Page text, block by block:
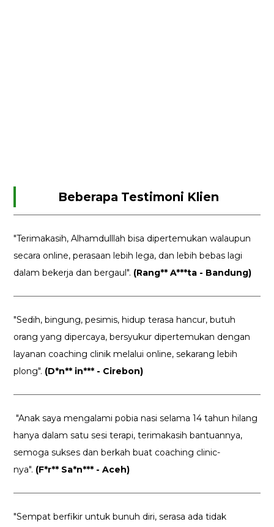
Beberapa Testimoni Klien
"Terimakasih, Alhamdulllah bisa dipertemukan walaupun
secara online, perasaan lebih lega, dan lebih bebas lagi
dalam bekerja dan bergaul". (Rang** A***ta - Bandung)
"Sedih, bingung, pesimis, hidup terasa hancur, butuh
orang yang dipercaya, bersyukur dipertemukan dengan
layanan coaching clinik melalui online, sekarang lebih
plong". (D*n** in*** - Cirebon)
"Anak saya mengalami pobia nasi selama 14 tahun hilang
hanya dalam satu sesi terapi, terimakasih bantuannya,
semoga sukses dan berkah buat coaching clinic-
nya". (F*r** Sa*n*** - Aceh)
"Sempat berfikir untuk bunuh diri, serasa ada tidak